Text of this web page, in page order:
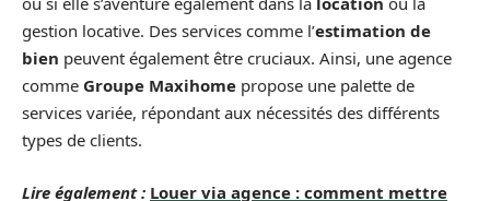
gestion locative. Des services comme l’estimation de
bien peuvent également être cruciaux. Ainsi, une agence
comme Groupe Maxihome propose une palette de
services variée, répondant aux nécessités des différents
types de clients.
Lire également : Louer via agence : comment mettre